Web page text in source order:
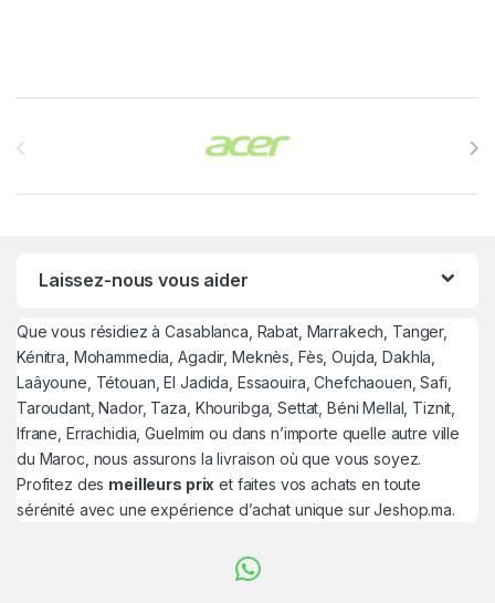
Laissez-nous vous aider
Que vous résidiez à Casablanca, Rabat, Marrakech, Tanger,
Kénitra, Mohammedia, Agadir, Meknès, Fès, Oujda, Dakhla,
Laâyoune, Tétouan, El Jadida, Essaouira, Chefchaouen, Safi,
Taroudant, Nador, Taza, Khouribga, Settat, Béni Mellal, Tiznit,
Ifrane, Errachidia, Guelmim ou dans n’importe quelle autre ville
du Maroc, nous assurons la livraison où que vous soyez.
Profitez des meilleurs prix et faites vos achats en toute
sérénité avec une expérience d’achat unique sur Jeshop.ma.